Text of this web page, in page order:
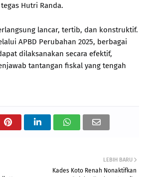
Hutri Randa.
lancar, tertib, dan konstruktif.
APBD Perubahan 2025, berbagai
dilaksanakan secara efektif,
tantangan fiskal yang tengah
LEBIH BARU
Kades Koto Renah Nonaktifkan